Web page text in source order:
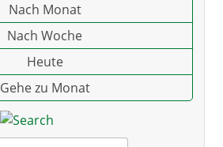
Nach Monat
Nach Woche
Heute
Gehe zu Monat